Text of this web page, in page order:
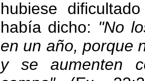
hubiese
había dicho: "No
en un año, porque
y
se aumenten